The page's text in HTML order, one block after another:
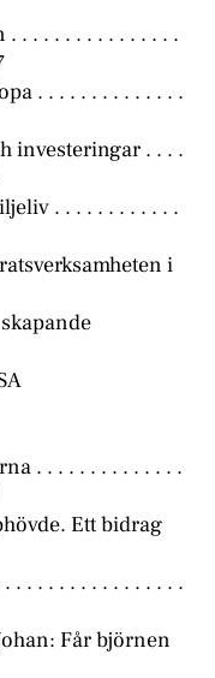
. . . . . . . . . . . . . . .
. . . . . . . . . . . . . .
investeringar . . . .
. . . . . . . . . . . .
i
. . . . . . . . . . . . . .
Ett bidrag
. . . . . . . . . . . . . . .
Får björnen